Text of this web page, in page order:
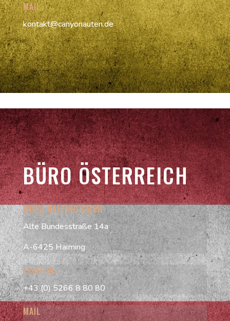
MAIL
kontakt@canyonauten.de
BÜRO ÖSTERREICH
WIGGI RAFTING GMBH
Alte Bundesstraße 14a
A-6425 Haiming
TELEFON
+43 (0) 5266 8 80 80
MAIL